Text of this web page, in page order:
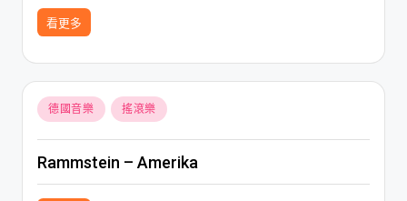
看更多
Posted
in
德國音樂 搖滾樂
Rammstein – Amerika